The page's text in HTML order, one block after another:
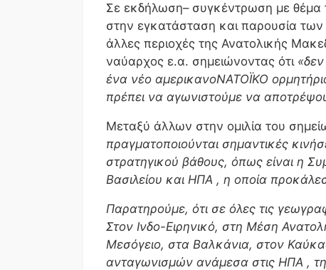
Σε εκδήλωση– συγκέντρωση με θέμα
στην εγκατάσταση και παρουσία
άλλες περιοχές της Ανατολικής
ναύαρχος ε.α. σημειώνοντας ότι
ένα νέο αμερικανοΝΑΤΟΪΚΟ
πρέπει να αγωνιστούμε να
Μεταξύ άλλων στην ομιλία του
πραγματοποιούνται σημαντικές
στρατηγικού βάθους, όπως είναι η
Βασιλείου και ΗΠΑ , η οποία
Παρατηρούμε, ότι σε όλες τις
Στον Ινδο-Ειρηνικό, στη Μέση
Μεσόγειο, στα Βαλκάνια, στον
ανταγωνισμών ανάμεσα στις ΗΠΑ ,